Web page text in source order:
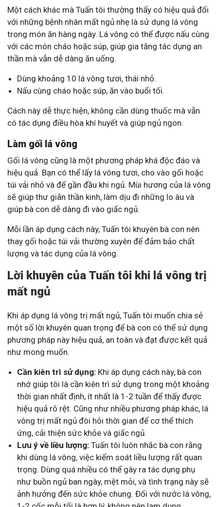
Một cách khác mà Tuấn tôi thường thấy có hiệu quả đối
với những bệnh nhân mất ngủ nhẹ là sử dụng lá vông
trong món ăn hàng ngày. Lá vông có thể được nấu cùng
với các món cháo hoặc súp, giúp gia tăng tác dụng an
thần mà vẫn dễ dàng ăn uống.
Dùng khoảng 10 lá vông tươi, thái nhỏ.
Nấu cùng cháo hoặc súp, ăn vào buổi tối.
Cách này dễ thực hiện, không cần dùng thuốc mà vẫn
có tác dụng điều hòa khí huyết và giúp ngủ ngon.
Làm gối lá vông
Gối lá vông cũng là một phương pháp khá độc đáo và
hiệu quả. Bạn có thể lấy lá vông tươi, cho vào gối hoặc
túi vải nhỏ và để gần đầu khi ngủ. Mùi hương của lá vông
sẽ giúp thư giãn thần kinh, làm dịu đi những lo âu và
giúp bà con dễ dàng đi vào giấc ngủ.
Mỗi lần áp dụng cách này, Tuấn tôi khuyên bà con nên
thay gối hoặc túi vải thường xuyên để đảm bảo chất
lượng và tác dụng của lá vông.
Lời khuyên của Tuấn tôi khi lá vông trị
mất ngủ
Khi áp dụng lá vông trị mất ngủ, Tuấn tôi muốn chia sẻ
một số lời khuyên quan trọng để bà con có thể sử dụng
phương pháp này hiệu quả, an toàn và đạt được kết quả
như mong muốn.
Cần kiên trì sử dụng: Khi áp dụng cách này, bà con
nhớ giúp tôi là cần kiên trì sử dụng trong một khoảng
thời gian nhất định, ít nhất là 1-2 tuần để thấy được
hiệu quả rõ rệt. Cũng như nhiều phương pháp khác, lá
vông trị mất ngủ đòi hỏi thời gian để cơ thể thích
ứng, cải thiện sức khỏe và giấc ngủ.
Lưu ý về liều lượng: Tuấn tôi luôn nhắc bà con rằng
khi dùng lá vông, việc kiểm soát liều lượng rất quan
trọng. Dùng quá nhiều có thể gây ra tác dụng phụ
như buồn ngủ ban ngày, mệt mỏi, và tình trạng này sẽ
ảnh hưởng đến sức khỏe chung. Đối với nước lá vông,